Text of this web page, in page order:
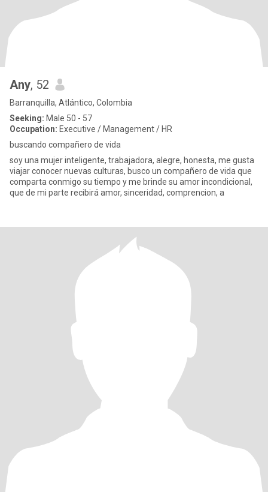
Any, 52
Barranquilla, Atlántico, Colombia
Seeking: Male 50 - 57
Occupation: Executive / Management / HR
buscando compañero de vida
soy una mujer inteligente, trabajadora, alegre, honesta, me gusta
viajar conocer nuevas culturas, busco un compañero de vida que
comparta conmigo su tiempo y me brinde su amor incondicional,
que de mi parte recibirá amor, sinceridad, comprencion, a